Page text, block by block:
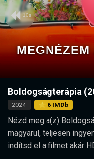
10s
Boldogságterápia
2024 ⭐ 6 IMDb
Nézd meg a(z)
magyarul, teljesen
indítsd el a filmet akár